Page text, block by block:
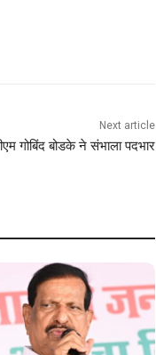
Next article
गोबिंद बोडके ने संभाला पदभार